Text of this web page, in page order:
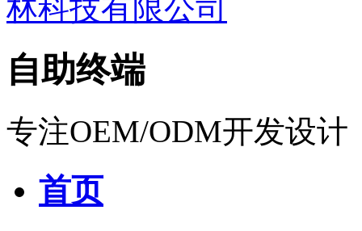
自助终端
专注OEM/ODM开发设计
首页